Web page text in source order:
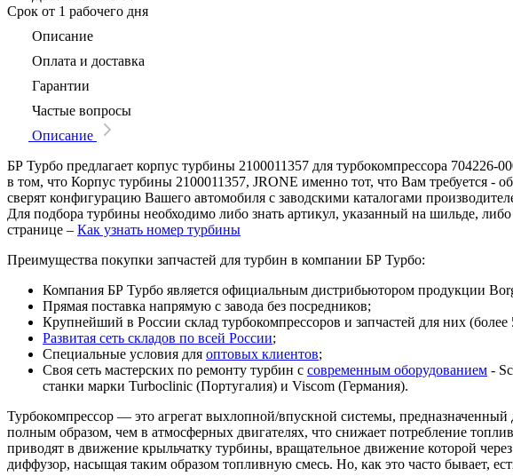
Срок от 1 рабочего дня
Описание
Оплата и доставка
Гарантии
Частые вопросы
Описание
БР Турбо предлагает корпус турбины 2100011357 для турбокомпрессора 704226-
в том, что Корпус турбины 2100011357, JRONE именно тот, что Вам требуется
сверят конфигурацию Вашего автомобиля с заводскими каталогами
Для подбора турбины необходимо либо знать артикул, указанный на шильде,
странице – Как узнать номер турбины
Преимущества покупки запчастей для турбин в компании БР Турбо:
Компания БР Турбо является официальным дистрибьютором продукции
Прямая поставка напрямую с завода без посредников;
Крупнейший в России склад турбокомпрессоров и запчастей для них
Развитая сеть складов по всей России;
Специальные условия для оптовых клиентов;
Своя сеть мастерских по ремонту турбин с современным оборудованием -
станки марки Turboclinic (Португалия) и Viscom (Германия).
Турбокомпрессор — это агрегат выхлопной/впускной системы,
полным образом, чем в атмосферных двигателях, что снижает потребление
приводят в движение крыльчатку турбины, вращательное движение которой
диффузор, насыщая таким образом топливную смесь. Но, как это часто бывает,